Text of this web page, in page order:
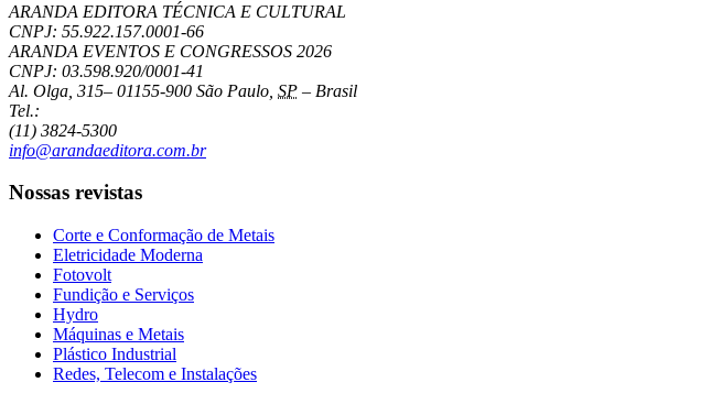
ARANDA EDITORA TÉCNICA E CULTURAL
CNPJ: 55.922.157.0001-66
ARANDA EVENTOS E CONGRESSOS 2026
CNPJ: 03.598.920/0001-41
Al. Olga, 315– 01155-900 São Paulo SP – Brasil
Tel.:
(11) 3824-5300
info@arandaeditora.com.br
Nossas revistas
Corte e Conformação de Metais
Eletricidade Moderna
Fotovolt
Fundição e Serviços
Hydro
Máquinas e Metais
Plástico Industrial
Redes, Telecom e Instalações